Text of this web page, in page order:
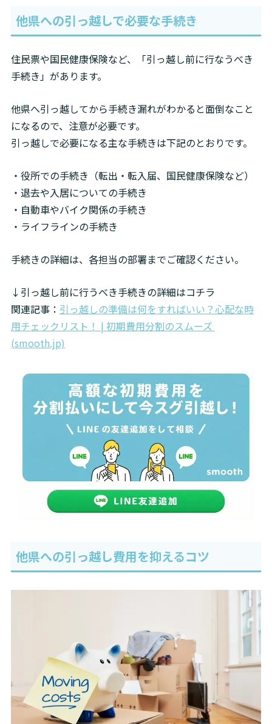
他県への引っ越しで必要な手続き
住民票や国民健康保険など、「引っ越し前に行なうべき
手続き」があります。
他県へ引っ越してから手続き漏れがわかると面倒なこと
になるので、注意が必要です。
引っ越しで必要になる主な手続きは下記のとおりです。
・役所での手続き（転出・転入届、国民健康保険など）
・退去や入居についての手続き
・自動車やバイク関係の手続き
・ライフラインの手続き
手続きの詳細は、各担当の部署までご確認ください。
↓引っ越し前に行うべき手続きの詳細はコチラ
関連記事： 引っ越しの準備は何をすればいい？心配な時
用チェックリスト！ | 初期費用分割のスムーズ
(smooth.jp)
他県への引っ越し費用を抑えるコツ